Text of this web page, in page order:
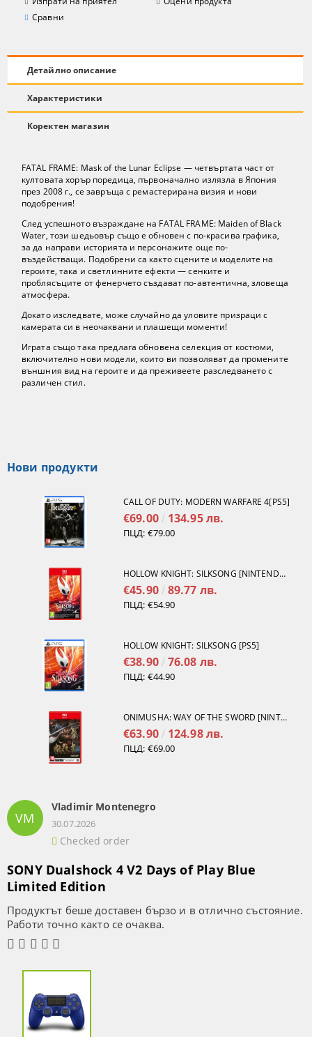
Сравни
Детайлно описание
Характеристики
Коректен магазин
FATAL FRAME: Mask of the Lunar Eclipse — четвъртата част от
култовата хорър поредица, първоначално излязла в Япония
през 2008 г., се завръща с ремастерирана визия и нови
подобрения!
След успешното възраждане на FATAL FRAME: Maiden of Black
Water, този шедьовър също е обновен с по-красива графика,
за да направи историята и персонажите още по-
въздействащи. Подобрени са както сцените и моделите на
героите, така и светлинните ефекти — сенките и
проблясъците от фенерчето създават по-автентична, зловеща
атмосфера.
Докато изследвате, може случайно да уловите призраци с
камерата си в неочаквани и плашещи моменти!
Играта също така предлага обновена селекция от костюми,
включително нови модели, които ви позволяват да промените
външния вид на героите и да преживеете разследването с
различен стил.
Нови продукти
CALL OF DUTY: MODERN WARFARE 4[PS5]
€69.00 134.95 лв.
ПЦД: €79.00
HOLLOW KNIGHT: SILKSONG [NINTENDO SWITCH 2]
€45.90 89.77 лв.
ПЦД: €54.90
HOLLOW KNIGHT: SILKSONG [PS5]
€38.90 76.08 лв.
ПЦД: €44.90
ONIMUSHA: WAY OF THE SWORD [NINTENDO SWITCH 2]
€63.90 124.98 лв.
ПЦД: €69.00
VM
Vladimir Montenegro
30.07.2026
Checked order
SONY Dualshock 4 V2 Days of Play Blue
Limited Edition
Продуктът беше доставен бързо и в отлично състояние.
Работи точно както се очаква.